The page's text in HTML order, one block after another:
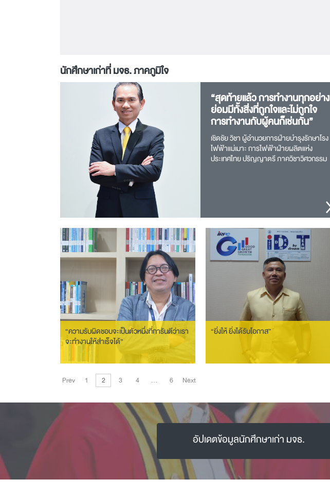
นักศึกษาเก่าที่ มจธ. ภาคภูมิใจ
“สุดท้ายแล้ว การทำงานทุกอย่าง
ย่อมมีทั้งสิ่งที่ถูกใจและไม่ถูกใจ
การทำงานกับผู้คนก็เช่นกัน”
เชิดชัย วิชา ผู้อำนวยการฝ่ายบำรุงรักษาโรง
ไฟฟ้าแม่เมาะ การไฟฟ้าฝ่ายผลิตแห่ง
ประเทศไทย ปริญญาตรี ภาควิชาวิศวกรรม
“ความรับผิดชอบจะเป็นตัวหนึ่งที่การันตีว่าเรา
จะทำงานให้สำเร็จได้”
“ยิ่งให้ ยิ่งได้รับโอกาส”
Prev 1 2 3 4 … 6 Next
อัปเดตข้อมูลนักศึกษาเก่า มจธ.